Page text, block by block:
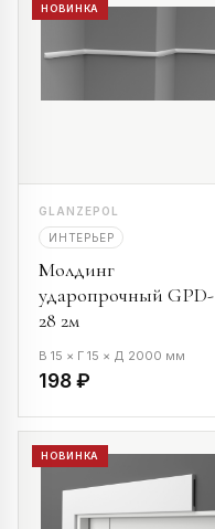
НОВИНКА
GLANZEPOL
ИНТЕРЬЕР
Молдинг
ударопрочный GPD-
28 2м
В 15 × Г 15 × Д 2000 мм
198 ₽
НОВИНКА